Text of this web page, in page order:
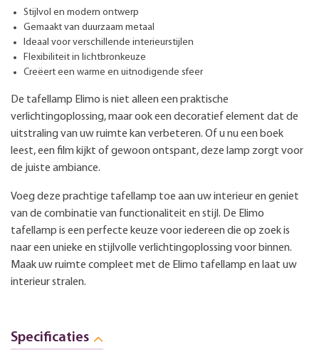
Stijlvol en modern ontwerp
Gemaakt van duurzaam metaal
Ideaal voor verschillende interieurstijlen
Flexibiliteit in lichtbronkeuze
Creëert een warme en uitnodigende sfeer
De tafellamp Elimo is niet alleen een praktische
verlichtingoplossing, maar ook een decoratief element dat de
uitstraling van uw ruimte kan verbeteren. Of u nu een boek
leest, een film kijkt of gewoon ontspant, deze lamp zorgt voor
de juiste ambiance.
Voeg deze prachtige tafellamp toe aan uw interieur en geniet
van de combinatie van functionaliteit en stijl. De Elimo
tafellamp is een perfecte keuze voor iedereen die op zoek is
naar een unieke en stijlvolle verlichtingoplossing voor binnen.
Maak uw ruimte compleet met de Elimo tafellamp en laat uw
interieur stralen.
Specificaties